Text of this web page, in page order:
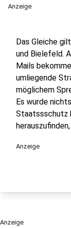
Anzeige
Das Gleiche
und Bielefeld.
Mails
umliegende
möglichem
Es wurde
Staatssschutz
Anzeige
Anzeige